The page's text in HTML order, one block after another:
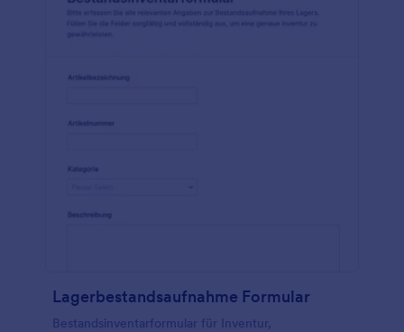
Lagerbestandsaufnahme Formular
Bestandsinventarformular für Inventur,